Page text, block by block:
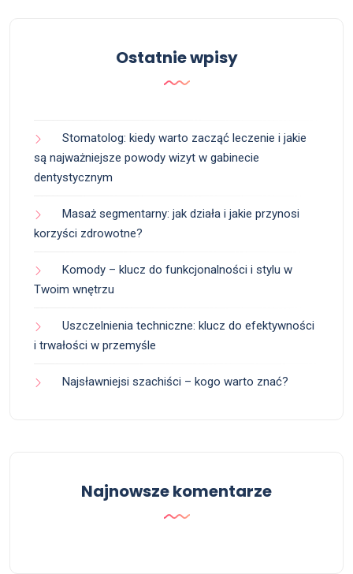
Ostatnie wpisy
Stomatolog: kiedy warto zacząć leczenie i jakie
są najważniejsze powody wizyt w gabinecie
dentystycznym
Masaż segmentarny: jak działa i jakie przynosi
korzyści zdrowotne?
Komody – klucz do funkcjonalności i stylu w
Twoim wnętrzu
Uszczelnienia techniczne: klucz do efektywności
i trwałości w przemyśle
Najsławniejsi szachiści – kogo warto znać?
Najnowsze komentarze